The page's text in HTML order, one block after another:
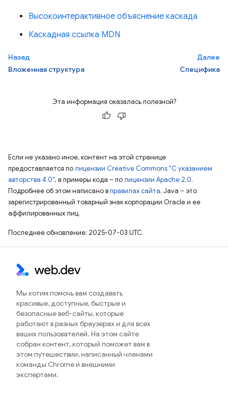
Высокоинтерактивное объяснение каскада
Каскадная ссылка MDN
Назад
Вложенная структура
Далее
Специфика
Эта информация оказалась полезной?
Если не указано иное, контент на этой странице
предоставляется полицензии Creative Commons "С указанием
авторства 4.0", а примеры кода – полицензии Apache 2.0.
Подробнее об этом написано вправилах сайта. Java – это
зарегистрированный товарный знак корпорации Oracle и ее
аффилированных лиц.
Последнее обновление: 2025-07-03 UTC.
Мы хотим помочь вам создавать
красивые, доступные, быстрые и
безопасные веб-сайты, которые
работают в разных браузерах и для всех
ваших пользователей. На этом сайте
собран контент, который поможет вам в
этом путешествии, написанный членами
команды Chrome и внешними
экспертами.